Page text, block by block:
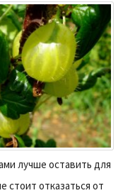
лучше оставить для
стоит отказаться от